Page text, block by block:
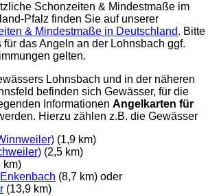
Schonzeiten & Mindestmaße im
Pfalz finden Sie auf unserer
& Mindestmaße in Deutschland. Bitte
für das Angeln an der Lohnsbach ggf.
gelten.
Lohnsbach und in der näheren
befinden sich Gewässer, für die
Informationen Angelkarten für
Hierzu zählen z.B. die Gewässer
(1,9 km)
(2,5 km)
km)
(8,7 km) oder
(13,9 km)